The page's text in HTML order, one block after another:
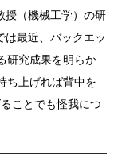
授（機械工学）の研
は最近、バックエッ
研究成果を明らか
ち上げれば背中を
ことでも怪我につ